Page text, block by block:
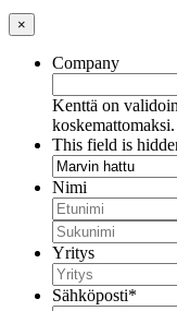
×
Company
Kenttä on
koskemattomaksi.
This field is
Nimi
Yritys
Sähköposti*